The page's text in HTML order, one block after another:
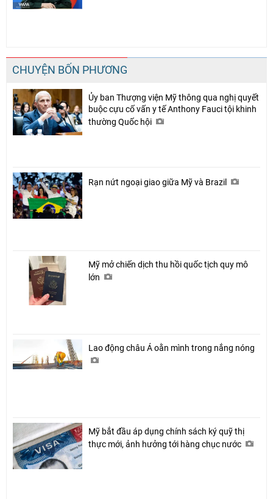
CHUYỆN BỐN PHƯƠNG
Ủy ban Thượng viện Mỹ thông qua nghị quyết
buộc cựu cố vấn y tế Anthony Fauci tội khinh
thường Quốc hội
Rạn nứt ngoại giao giữa Mỹ và Brazil
Mỹ mở chiến dịch thu hồi quốc tịch quy mô
lớn
Lao động châu Á oằn mình trong nắng nóng
Mỹ bắt đầu áp dụng chính sách ký quỹ thị
thực mới, ảnh hưởng tới hàng chục nước